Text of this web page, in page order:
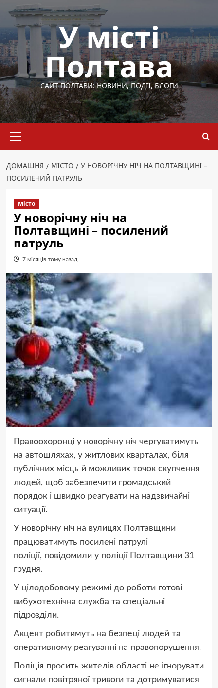
Перейти
вмісту
У місті
Полтава
САЙТ ПОЛТАВИ: НОВИНИ, ПОДІЇ, БЛОГИ
меню
ДОМАШНЯ МІСТО
У НОВОРІЧНУ НІЧ НА ПОЛТАВЩИНІ –
ПОСИЛЕНИЙ ПАТРУЛЬ
Місто
У новорічну ніч на
Полтавщині – посилений
патруль
7 місяців тому назад
Правоохоронці у новорічну ніч чергуватимуть
на автошляхах, у житлових кварталах, біля
публічних місць й можливих точок скупчення
людей, щоб забезпечити громадський
порядок і швидко реагувати на надзвичайні
ситуації.
У новорічну ніч на вулицях Полтавщини
працюватимуть посилені патрулі
поліції, повідомили у поліції Полтавщини 31
грудня.
У цілодобовому режимі до роботи готові
вибухотехнічна служба та спеціальні
підрозділи.
Акцент робитимуть на безпеці людей та
оперативному реагуванні на правопорушення.
Поліція просить жителів області не ігнорувати
сигнали повітряної тривоги та дотримуватися